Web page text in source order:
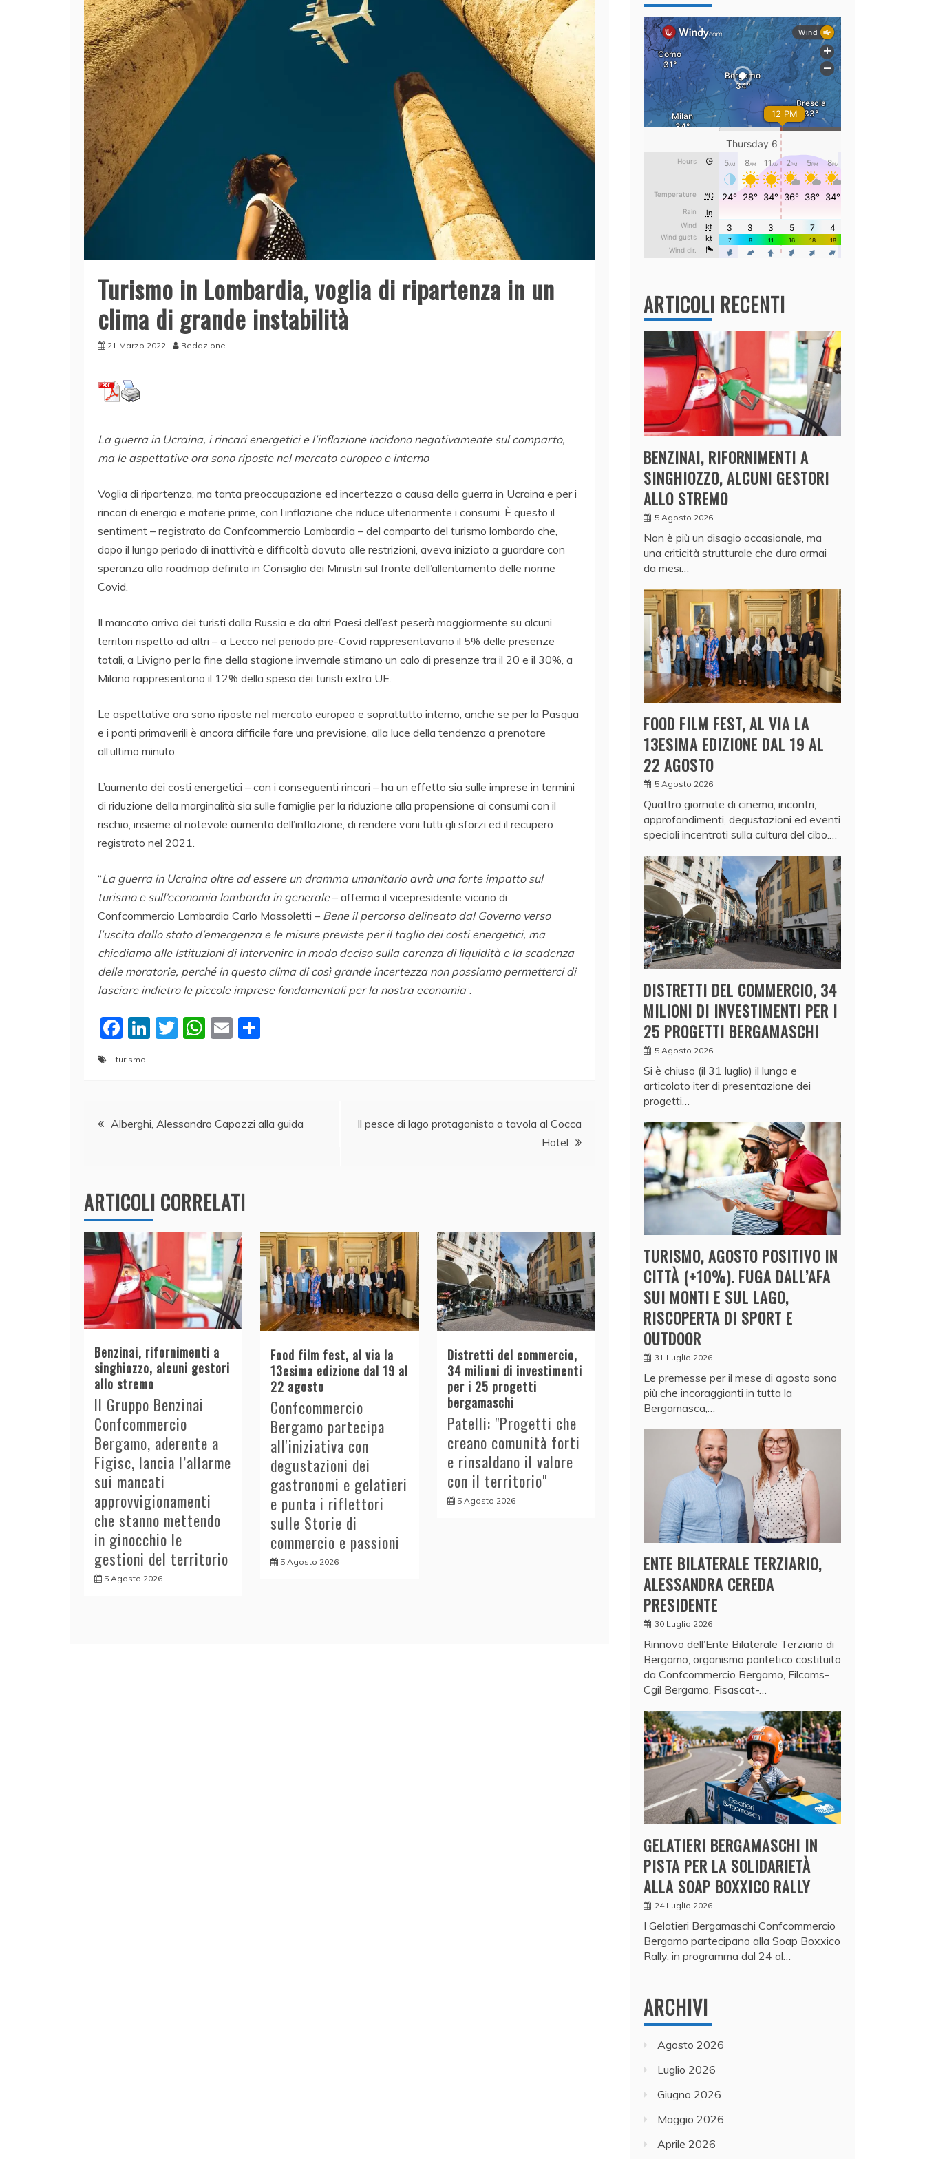
Turismo in Lombardia, voglia di ripartenza in un
clima di grande instabilità
21 Marzo 2022 Redazione
La guerra in Ucraina, i rincari energetici e l’inflazione incidono negativamente sul comparto,
ma le aspettative ora sono riposte nel mercato europeo e interno
Voglia di ripartenza, ma tanta preoccupazione ed incertezza a causa della guerra in Ucraina e per i
rincari di energia e materie prime, con l’inflazione che riduce ulteriormente i consumi. È questo il
sentiment – registrato da Confcommercio Lombardia – del comparto del turismo lombardo che,
dopo il lungo periodo di inattività e difficoltà dovuto alle restrizioni, aveva iniziato a guardare con
speranza alla roadmap definita in Consiglio dei Ministri sul fronte dell’allentamento delle norme
Covid.
Il mancato arrivo dei turisti dalla Russia e da altri Paesi dell’est peserà maggiormente su alcuni
territori rispetto ad altri – a Lecco nel periodo pre-Covid rappresentavano il 5% delle presenze
totali, a Livigno per la fine della stagione invernale stimano un calo di presenze tra il 20 e il 30%, a
Milano rappresentano il 12% della spesa dei turisti extra UE.
Le aspettative ora sono riposte nel mercato europeo e soprattutto interno, anche se per la Pasqua
e i ponti primaverili è ancora difficile fare una previsione, alla luce della tendenza a prenotare
all’ultimo minuto.
L’aumento dei costi energetici – con i conseguenti rincari – ha un effetto sia sulle imprese in termini
di riduzione della marginalità sia sulle famiglie per la riduzione alla propensione ai consumi con il
rischio, insieme al notevole aumento dell’inflazione, di rendere vani tutti gli sforzi ed il recupero
registrato nel 2021.
“La guerra in Ucraina oltre ad essere un dramma umanitario avrà una forte impatto sul
turismo e sull’economia lombarda in generale– afferma il vicepresidente vicario di
Confcommercio Lombardia Carlo Massoletti – Bene il percorso delineato dal Governo verso
l’uscita dallo stato d’emergenza e le misure previste per il taglio dei costi energetici, ma
chiediamo alle Istituzioni di intervenire in modo deciso sulla carenza di liquidità e la scadenza
delle moratorie, perché in questo clima di così grande incertezza non possiamo permetterci di
lasciare indietro le piccole imprese fondamentali per la nostra economia”.
F
a
b
Li
dI
n
T
W
A
E
vi
di
turismo
Navigazione
Alberghi, Alessandro Capozzi alla guida
Il pesce di lago protagonista a tavola al Cocca
Hotel
ARTICOLI CORRELATI
Benzinai, rifornimenti a
singhiozzo, alcuni gestori
allo stremo
Il Gruppo Benzinai
Confcommercio
Bergamo, aderente a
Figisc, lancia l’allarme
sui mancati
approvvigionamenti
che stanno mettendo
in ginocchio le
gestioni del territorio
5 Agosto 2026
Food film fest, al via la
13esima edizione dal 19 al
22 agosto
Confcommercio
Bergamo partecipa
all'iniziativa con
degustazioni dei
gastronomi e gelatieri
e punta i riflettori
sulle Storie di
commercio e passioni
5 Agosto 2026
Distretti del commercio,
34 milioni di investimenti
per i 25 progetti
bergamaschi
Patelli: "Progetti che
creano comunità forti
e rinsaldano il valore
con il territorio"
5 Agosto 2026
ARTICOLI RECENTI
BENZINAI, RIFORNIMENTI A
SINGHIOZZO, ALCUNI GESTORI
ALLO STREMO
5 Agosto 2026
Non è più un disagio occasionale, ma
una criticità strutturale che dura ormai
da mesi…
FOOD FILM FEST, AL VIA LA
13ESIMA EDIZIONE DAL 19 AL
22 AGOSTO
5 Agosto 2026
Quattro giornate di cinema, incontri,
approfondimenti, degustazioni ed eventi
speciali incentrati sulla cultura del cibo.…
DISTRETTI DEL COMMERCIO, 34
MILIONI DI INVESTIMENTI PER I
25 PROGETTI BERGAMASCHI
5 Agosto 2026
Si è chiuso (il 31 luglio) il lungo e
articolato iter di presentazione dei
progetti…
TURISMO, AGOSTO POSITIVO IN
CITTÀ (+10%). FUGA DALL’AFA
SUI MONTI E SUL LAGO,
RISCOPERTA DI SPORT E
OUTDOOR
31 Luglio 2026
Le premesse per il mese di agosto sono
più che incoraggianti in tutta la
Bergamasca,…
ENTE BILATERALE TERZIARIO,
ALESSANDRA CEREDA
PRESIDENTE
30 Luglio 2026
Rinnovo dell’Ente Bilaterale Terziario di
Bergamo, organismo paritetico costituito
da Confcommercio Bergamo, Filcams-
Cgil Bergamo, Fisascat-…
GELATIERI BERGAMASCHI IN
PISTA PER LA SOLIDARIETÀ
ALLA SOAP BOXXICO RALLY
24 Luglio 2026
I Gelatieri Bergamaschi Confcommercio
Bergamo partecipano alla Soap Boxxico
Rally, in programma dal 24 al…
ARCHIVI
Agosto 2026
Luglio 2026
Giugno 2026
Maggio 2026
Aprile 2026